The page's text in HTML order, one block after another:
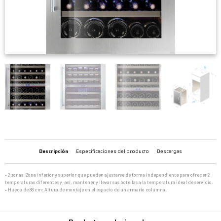
Descripción Especificaciones del producto Descargas
• 2 zonas: Zona inferior y superior que pueden ajustarse de forma independiente para ofrecer 2
temperaturas diferentes y, así, mantener y llevar sus botellas a la temperatura ideal de servicio.
• Hueco de 88 cm: Altura de montaje en el espacio de un armario columna.